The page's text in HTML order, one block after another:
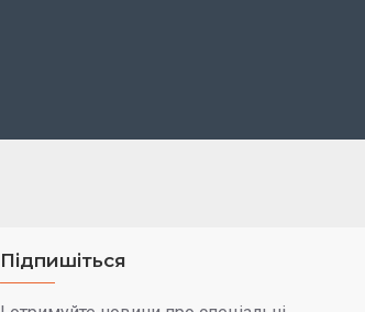
Підпишіться